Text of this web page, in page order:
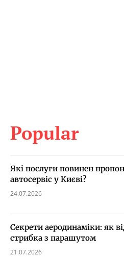
Popular
Які послуги повинен
автосервіс у Києві?
24.07.2026
Секрети аеродинаміки: як
стрибка з парашутом
21.07.2026